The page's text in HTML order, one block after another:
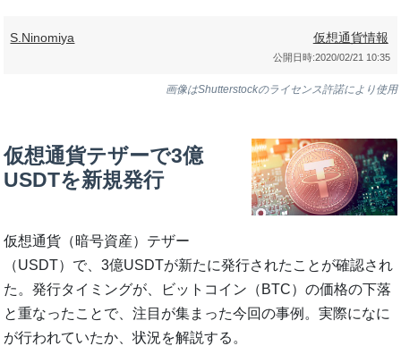
S.Ninomiya 仮想通貨情報
公開日時:2020/02/21 10:35
画像はShutterstockのライセンス許諾により使用
仮想通貨テザーで3億
USDTを新規発行
仮想通貨（暗号資産）テザー
（USDT）で、3億USDTが新たに発行されたことが確認され
た。発行タイミングが、ビットコイン（BTC）の価格の下落
と重なったことで、注目が集まった今回の事例。実際になに
が行われていたか、状況を解説する。